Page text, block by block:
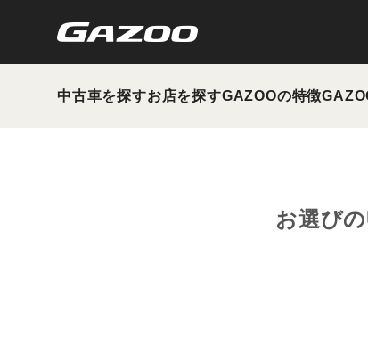
中古車を探すお店を探すGAZOOの特徴
お選び